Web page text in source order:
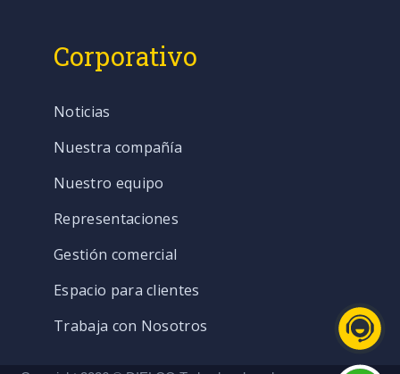
Corporativo
Noticias
Nuestra compañía
Nuestro equipo
Representaciones
Gestión comercial
Espacio para clientes
Trabaja con Nosotros